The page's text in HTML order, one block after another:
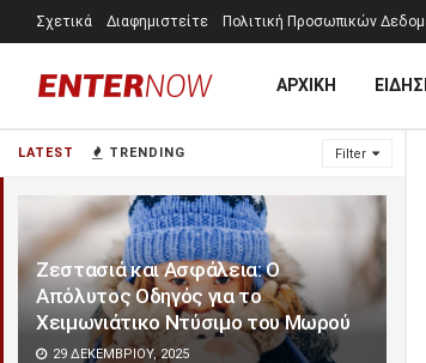
LATEST TRENDING Filter
Ζεστασιά και Ασφάλεια: Ο
Απόλυτος Οδηγός για το
Χειμωνιάτικο Ντύσιμο του Μωρού
29 ΔΕΚΕΜΒΡΊΟΥ, 2025
Σχετικά Διαφημιστείτε Πολιτική Προσωπικών
ΑΡΧΙΚΗ